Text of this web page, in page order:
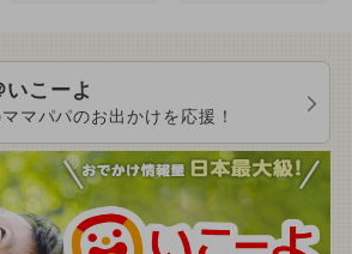
こーよ
マパパのお出かけを応援！